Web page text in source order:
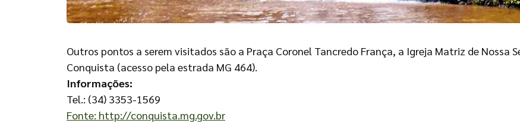
Outros pontos a serem visitados são a Praça Coronel Tancredo França, a Igreja Matriz de Nossa
Conquista (acesso pela estrada MG 464).
Informações:
Tel.: (34) 3353-1569
Fonte: http://conquista.mg.gov.br